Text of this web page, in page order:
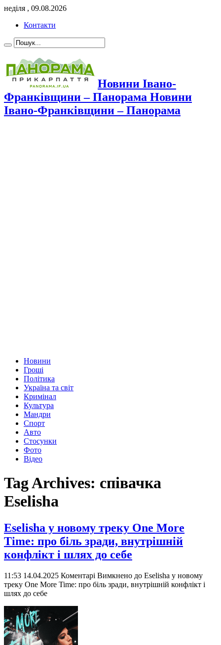
неділя , 09.08.2026
Контакти
Новини Івано-
Франківщини – Панорама Новини
Івано-Франківщини – Панорама
Новини
Гроші
Політика
Україна та світ
Кримінал
Культура
Мандри
Спорт
Авто
Стосунки
Фото
Відео
Tag Archives: співачка
Eselisha
Eselisha у новому треку One More
Time: про біль зради, внутрішній
конфлікт і шлях до себе
11:53 14.04.2025 Коментарі Вимкнено до Eselisha у новому
треку One More Time: про біль зради, внутрішній конфлікт і
шлях до себе